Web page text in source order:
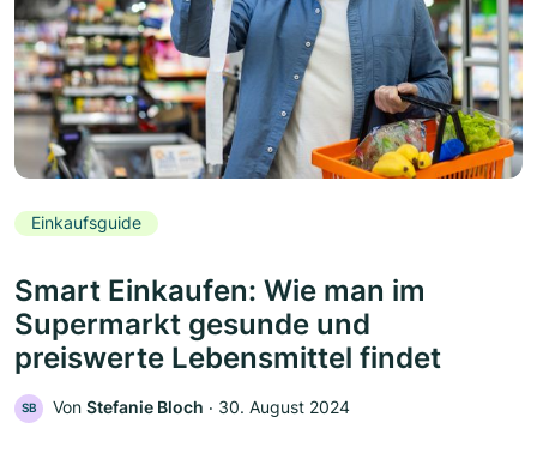
Einkaufsguide
Smart Einkaufen: Wie man im
Supermarkt gesunde und
preiswerte Lebensmittel findet
SB Von Stefanie Bloch ‧ 30. August 2024